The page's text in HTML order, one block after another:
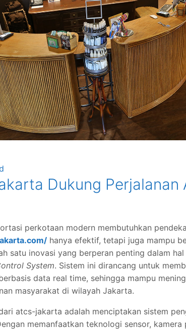
Dukung Perjalanan
perkotaan modern membutuhkan
hanya efektif, tetapi juga mampu
satu inovasi yang berperan penting dalam
System. Sistem ini dirancang untuk
data real time, sehingga mampu
masyarakat di wilayah Jakarta.
atcs-jakarta adalah menciptakan sistem
memanfaatkan teknologi sensor,